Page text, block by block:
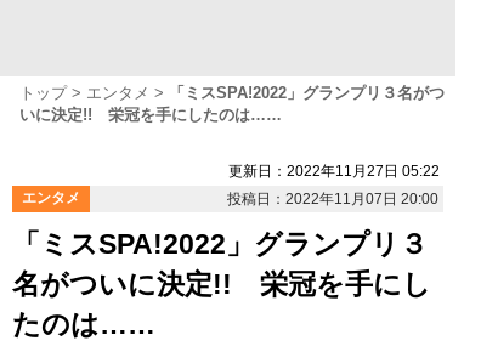
トップ エンタメ
「ミスSPA!2022」グランプリ３名がつ
いに決定!! 栄冠を手にしたのは……
更新日：2022年11月27日 05:22
エンタメ
投稿日：2022年11月07日 20:00
「ミスSPA!2022」グランプリ３
名がついに決定!! 栄冠を手にし
たのは……